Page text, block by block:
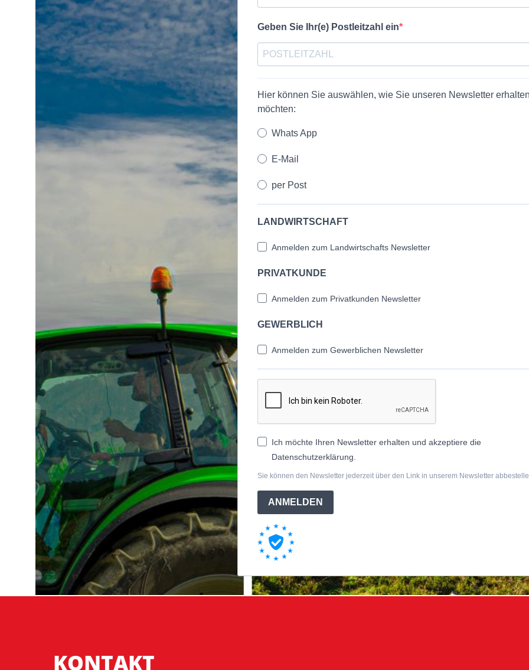
Geben Sie Ihr(e) Postleitzahl ein
Hier können Sie auswählen, wie Sie unseren Newsletter
möchten:
Whats App
E-Mail
per Post
LANDWIRTSCHAFT
Anmelden zum Landwirtschafts Newsletter
PRIVATKUNDE
Anmelden zum Privatkunden Newsletter
GEWERBLICH
Anmelden zum Gewerblichen Newsletter
Ich möchte Ihren Newsletter erhalten und akzeptiere die
Datenschutzerklärung.
Sie können den Newsletter jederzeit über den Link in unserem Newsletter
ANMELDEN
KONTAKT